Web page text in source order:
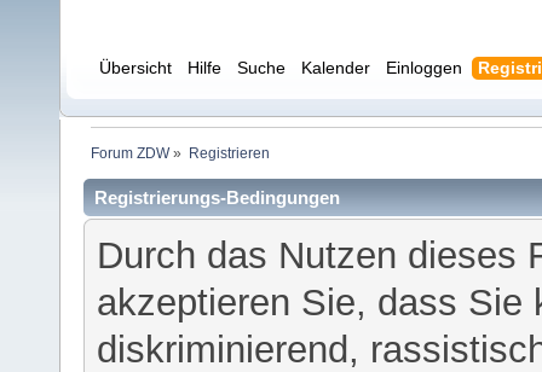
Übersicht Hilfe Suche Kalender Einloggen
Forum ZDW» Registrieren
Registrierungs-Bedingungen
Durch das Nutzen dieses
akzeptieren Sie, dass Sie
diskriminierend,